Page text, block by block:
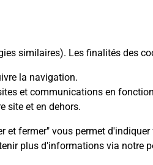
similaires). Les finalités des
la navigation.
et communications en
site et en dehors.
fermer" vous permet
plus d'informations via notre